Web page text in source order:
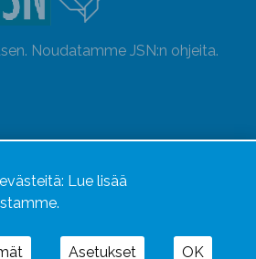
Noudatamme JSN:n ohjeita.
Lue lisää
Asetukset OK